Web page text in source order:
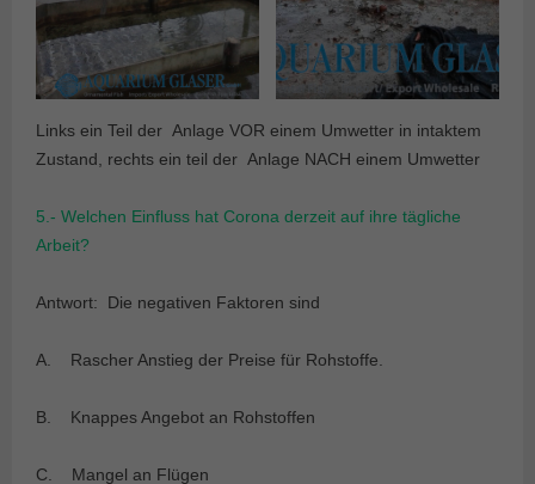
Links ein Teil der Anlage VOR einem Umwetter in intaktem
Zustand, rechts ein teil der Anlage NACH einem Umwetter
5.- Welchen Einfluss hat Corona derzeit auf ihre tägliche
Arbeit?
Antwort: Die negativen Faktoren sind
A. Rascher Anstieg der Preise für Rohstoffe.
B. Knappes Angebot an Rohstoffen
C. Mangel an Flügen